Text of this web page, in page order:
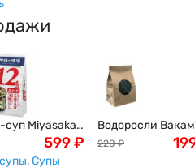
Miyasaka,
пастой,
12 порций,
599₽
Водоросли
100г
220 ₽
,Супы